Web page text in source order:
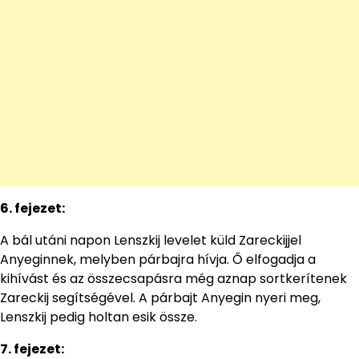
6. fejezet:
A bál utáni napon Lenszkij levelet küld Zareckijjel
Anyeginnek, melyben párbajra hívja. Ő elfogadja a
kihívást és az összecsapásra még aznap sortkerítenek
Zareckij segítségével. A párbajt Anyegin nyeri meg,
Lenszkij pedig holtan esik össze.
7. fejezet: